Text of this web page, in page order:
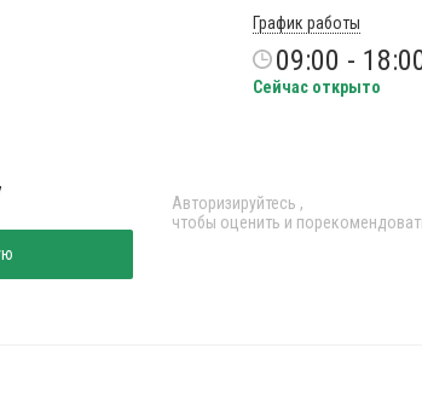
График работы
09:00 -
Сейчас открыто
Авторизируйтесь ,
чтобы оценить и